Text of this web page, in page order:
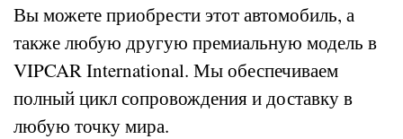
Вы можете приобрести этот автомобиль, а
также любую другую премиальную модель в
VIPCAR International. Мы обеспечиваем
полный цикл сопровождения и доставку в
любую точку мира.